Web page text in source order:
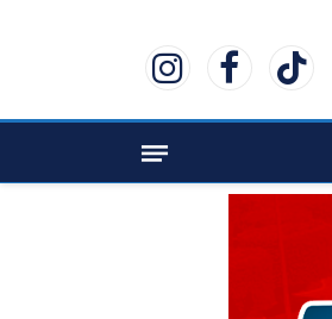
InstagramFacebookTikTok